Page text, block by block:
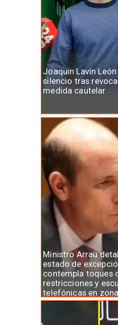
Joaquín Lavín
silencio tras
medida cautelar
Ministro Arrau
estado de
contempla toques
restricciones y
telefónicas en